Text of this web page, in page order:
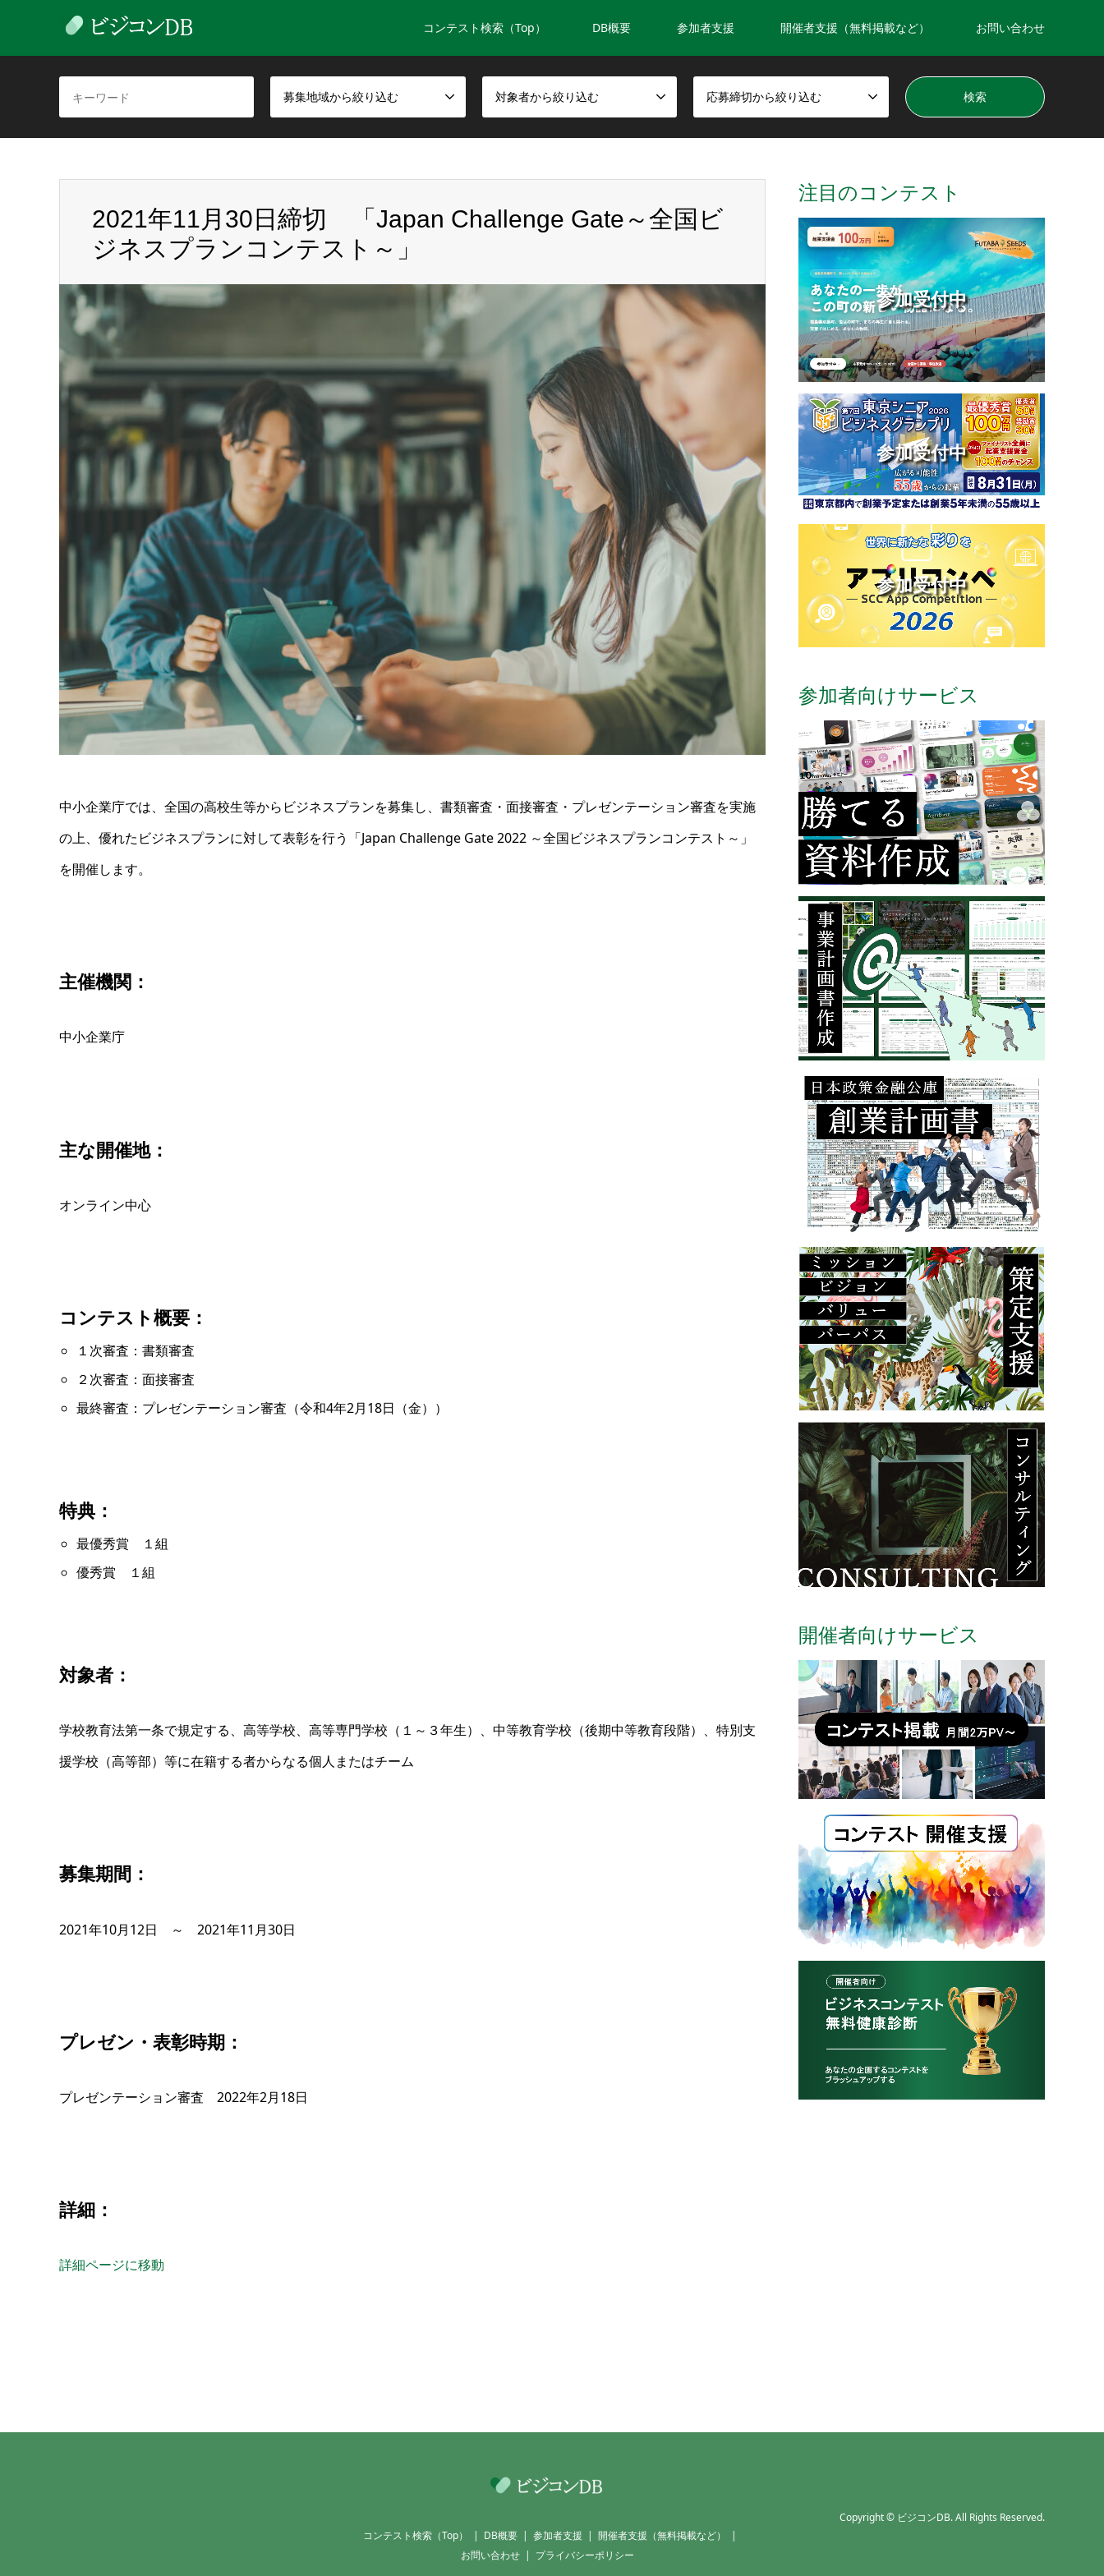
コンテスト検索（Top） DB概要 参加者支援 開催者支援（無料掲載など） お問い合わせ
募集地域から絞り込む 対象者から絞り込む 応募締切から絞り込む
2021年11月30日締切 「Japan Challenge Gate～全国ビ
ジネスプランコンテスト～」
中小企業庁では、全国の高校生等からビジネスプランを募集し、書類審査・面接審査・プレゼンテーション審査を実施
の上、優れたビジネスプランに対して表彰を行う「Japan Challenge Gate 2022 ～全国ビジネスプランコンテスト～」
を開催します。
主催機関：
中小企業庁
主な開催地：
オンライン中心
コンテスト概要：
１次審査：書類審査
２次審査：面接審査
最終審査：プレゼンテーション審査（令和4年2月18日（金））
特典：
最優秀賞 １組
優秀賞 １組
対象者：
学校教育法第一条で規定する、高等学校、高等専門学校（１～３年生）、中等教育学校（後期中等教育段階）、特別支
援学校（高等部）等に在籍する者からなる個人またはチーム
募集期間：
2021年10月12日 ～ 2021年11月30日
プレゼン・表彰時期：
プレゼンテーション審査 2022年2月18日
詳細：
詳細ページに移動
注目のコンテスト
参加受付中
参加受付中
参加受付中
参加者向けサービス
開催者向けサービス
コンテスト検索（Top） DB概要 参加者支援
開催者支援（無料掲載など）
お問い合わせ
プライバシーポリシー
Copyright© ビジコンDB. All Rights Reserved.